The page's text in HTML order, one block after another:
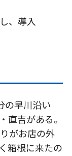
、導入
の早川沿い
直吉がある。
がお店の外
箱根に来たの